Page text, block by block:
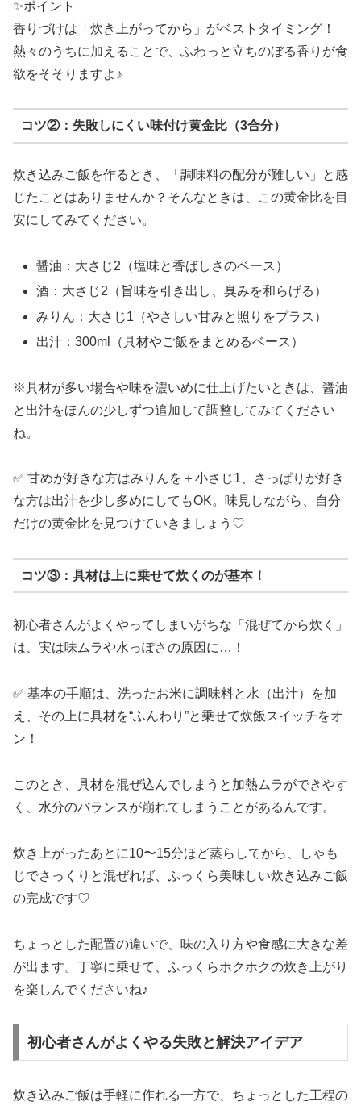
✨ポイント
香りづけは「炊き上がってから」がベストタイミング！
熱々のうちに加えることで、ふわっと立ちのぼる香りが食
欲をそそりますよ♪
コツ②：失敗しにくい味付け黄金比（3合分）
炊き込みご飯を作るとき、「調味料の配分が難しい」と感
じたことはありませんか？そんなときは、この黄金比を目
安にしてみてください。
醤油：大さじ2（塩味と香ばしさのベース）
酒：大さじ2（旨味を引き出し、臭みを和らげる）
みりん：大さじ1（やさしい甘みと照りをプラス）
出汁：300ml（具材やご飯をまとめるベース）
※具材が多い場合や味を濃いめに仕上げたいときは、醤油
と出汁をほんの少しずつ追加して調整してみてください
ね。
✅ 甘めが好きな方はみりんを＋小さじ1、さっぱりが好き
な方は出汁を少し多めにしてもOK。味見しながら、自分
だけの黄金比を見つけていきましょう♡
コツ③：具材は上に乗せて炊くのが基本！
初心者さんがよくやってしまいがちな「混ぜてから炊く」
は、実は味ムラや水っぽさの原因に…！
✅ 基本の手順は、洗ったお米に調味料と水（出汁）を加
え、その上に具材を“ふんわり”と乗せて炊飯スイッチをオ
ン！
このとき、具材を混ぜ込んでしまうと加熱ムラができやす
く、水分のバランスが崩れてしまうことがあるんです。
炊き上がったあとに10〜15分ほど蒸らしてから、しゃも
じでさっくりと混ぜれば、ふっくら美味しい炊き込みご飯
の完成です♡
ちょっとした配置の違いで、味の入り方や食感に大きな差
が出ます。丁寧に乗せて、ふっくらホクホクの炊き上がり
を楽しんでくださいね♪
初心者さんがよくやる失敗と解決アイデア
炊き込みご飯は手軽に作れる一方で、ちょっとした工程の